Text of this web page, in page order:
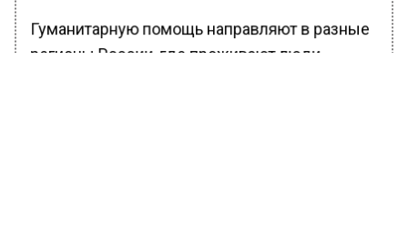
Гуманитарную помощь направляют в разные
регионы России, где проживают люди,